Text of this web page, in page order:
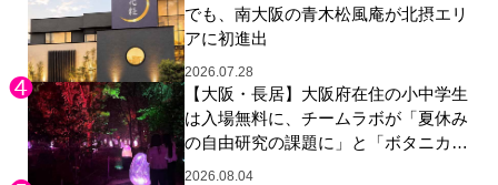
でも、南大阪の青木松風庵が北摂エリ
アに初進出
2026.07.28
【大阪・長居】大阪府在住の小中学生
は入場無料に、チームラボが「夏休み
の自由研究の課題に」と「ボタニカル
ガーデン 大阪」へ招待
2026.08.04